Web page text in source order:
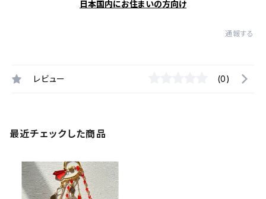
日本国内にお住まいの方向け
通報する
レビュー (0)
最近チェックした商品